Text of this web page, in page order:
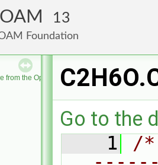
13
Foundation
from the OpenFOAM Foundation
Go to the
    1
/